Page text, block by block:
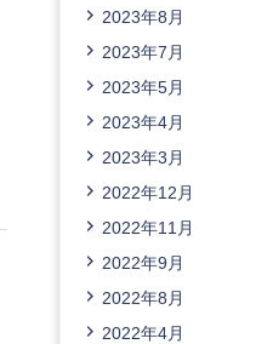
2023年8月
2023年7月
2023年5月
2023年4月
2023年3月
2022年12月
2022年11月
2022年9月
2022年8月
2022年4月